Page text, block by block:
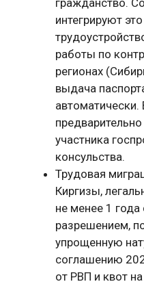
интегрируют
работы по
регионах
выдача
участника
консульства.
Трудовая
Киргизы,
не менее 1 года
разрешением,
упрощенную
соглашению
от РВП и квот